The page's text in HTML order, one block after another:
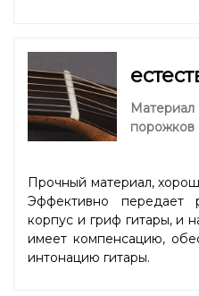
порожков
Прочный материал,
Эффективно передает
корпус и гриф гитары, и
имеет компенсацию,
интонацию гитары.